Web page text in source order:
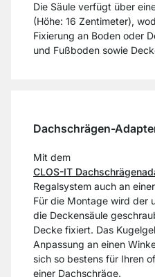
Die Säule verfügt über
(Höhe: 16 Zentimeter),
Fixierung an Boden oder
und Fußboden sowie
Dachschrägen-
Mit dem
CLOS-IT
Regalsystem auch an
Für die Montage wird der
die Deckensäule
Decke fixiert. Das
Anpassung an einen
sich so bestens für Ihren
einer Dachschräge.